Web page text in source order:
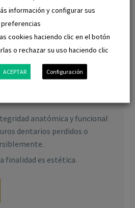
o enfermos e irrecuperables,
coloración similar (aunque
a los dientes (como las
o composites, los
dentocoloreadas.
anatómica y funcional
dentarios perdidos o
finalidad es estética.
información y configurar sus
preferencias
cookies haciendo clic en el botón
o rechazar su uso haciendo clic
ACEPTAR Configuración